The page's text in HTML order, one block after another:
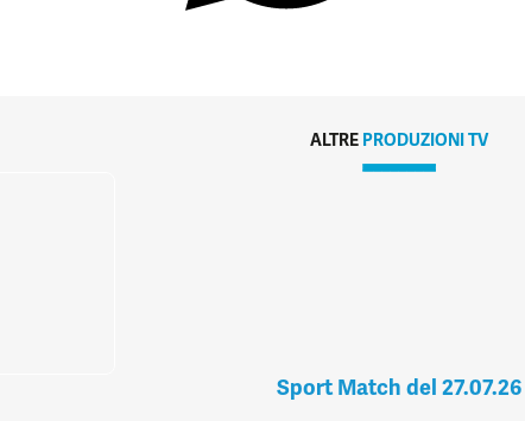
ALTRE PRODUZIONI TV
Sport Match del 27.07.26